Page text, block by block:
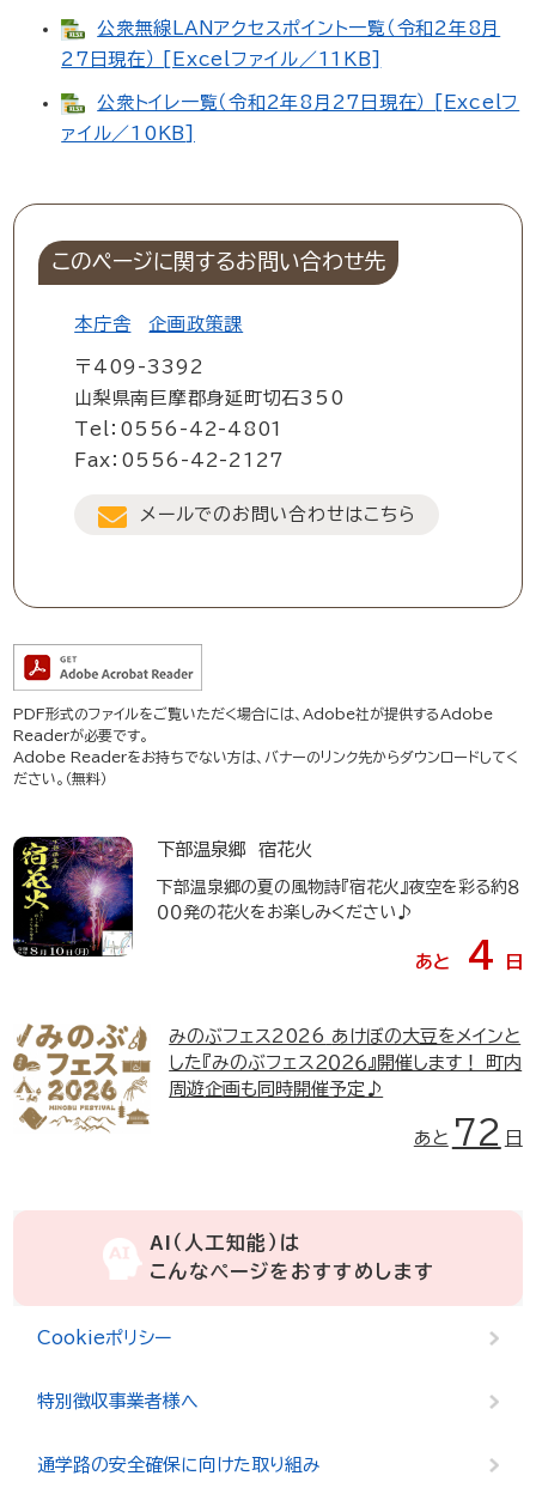
公衆無線LANアクセスポイント一覧（令和2年8月
27日現在） [Excelファイル／11KB]
公衆トイレ一覧（令和2年8月27日現在） [Excelフ
ァイル／10KB]
このページに関するお問い合わせ先
本庁舎 企画政策課
〒409-3392
山梨県南巨摩郡身延町切石350
Tel：0556-42-4801
Fax：0556-42-2127
メールでのお問い合わせはこちら
PDF形式のファイルをご覧いただく場合には、Adobe社が提供するAdobe
Readerが必要です。
Adobe Readerをお持ちでない方は、バナーのリンク先からダウンロードしてく
ださい。（無料）
下部温泉郷 宿花火
下部温泉郷の夏の風物詩『宿花火』夜空を彩る約８
００発の花火をお楽しみください♪
あと 4 日
みのぶフェス2026 あけぼの大豆をメインと
した『みのぶフェス２０２６』開催します！ 町内
周遊企画も同時開催予定♪
あと 72 日
AI（人工知能）は
こんなページをおすすめします
Cookieポリシー
特別徴収事業者様へ
通学路の安全確保に向けた取り組み